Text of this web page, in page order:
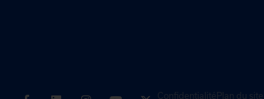
Confidentialité Plan du site